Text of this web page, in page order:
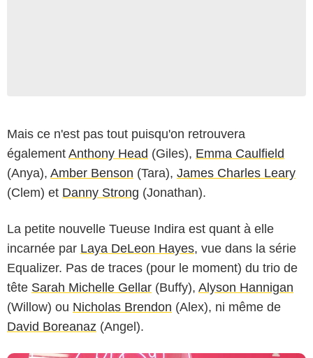
Mais ce n'est pas tout puisqu'on retrouvera
également Anthony Head (Giles), Emma Caulfield
(Anya), Amber Benson (Tara), James Charles Leary
(Clem) et Danny Strong (Jonathan).
La petite nouvelle Tueuse Indira est quant à elle
incarnée par Laya DeLeon Hayes, vue dans la série
Equalizer. Pas de traces (pour le moment) du trio de
tête Sarah Michelle Gellar (Buffy), Alyson Hannigan
(Willow) ou Nicholas Brendon (Alex), ni même de
David Boreanaz (Angel).